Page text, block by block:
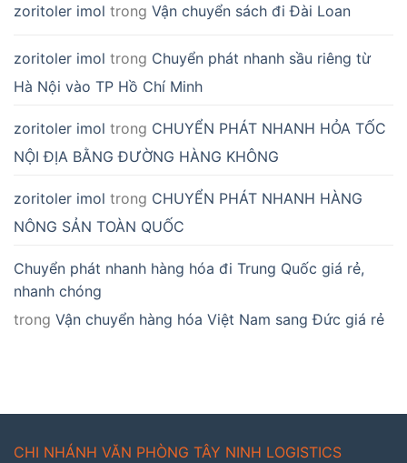
zoritoler imol trong Vận chuyển sách đi Đài Loan
zoritoler imol trong Chuyển phát nhanh sầu riêng từ
Hà Nội vào TP Hồ Chí Minh
zoritoler imol trong CHUYỂN PHÁT NHANH HỎA TỐC
NỘI ĐỊA BẰNG ĐƯỜNG HÀNG KHÔNG
zoritoler imol trong CHUYỂN PHÁT NHANH HÀNG
NÔNG SẢN TOÀN QUỐC
Chuyển phát nhanh hàng hóa đi Trung Quốc giá rẻ,
nhanh chóng
trong Vận chuyển hàng hóa Việt Nam sang Đức giá rẻ
CHI NHÁNH VĂN PHÒNG TÂY NINH LOGISTICS